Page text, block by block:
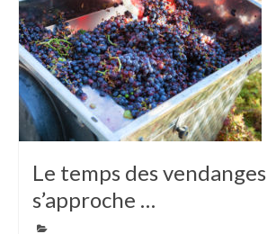
Le temps des vendanges
s’approche …